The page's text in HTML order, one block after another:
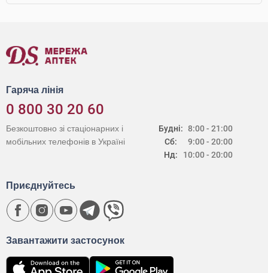
Гаряча лінія
0 800 30 20 60
Будні:
Сб:
Нд:
8:00 - 21:00
9:00 - 20:00
10:00 - 20:00
Безкоштовно зі стаціонарних і
мобільних телефонів в Україні
Завантажити застосунок
Приєднуйтесь